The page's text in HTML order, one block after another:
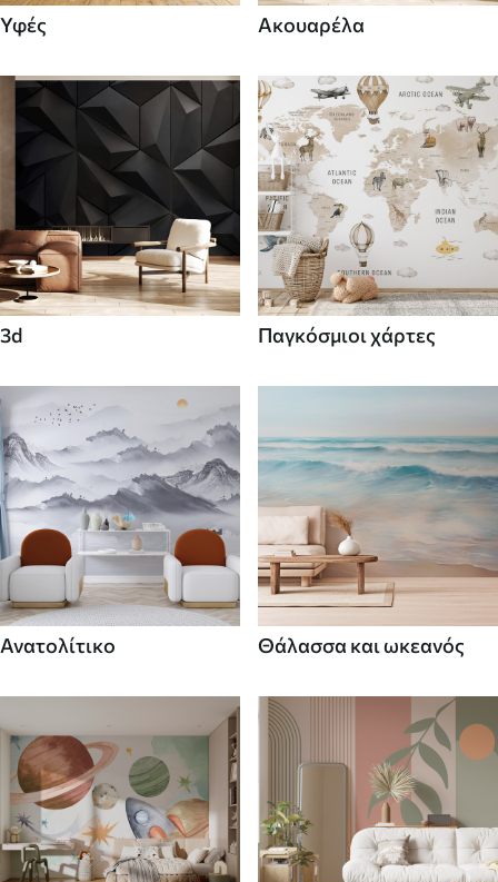
Υφές Ακουαρέλα
3d Παγκόσμιοι χάρτες
Ανατολίτικο Θάλασσα και ωκεανός